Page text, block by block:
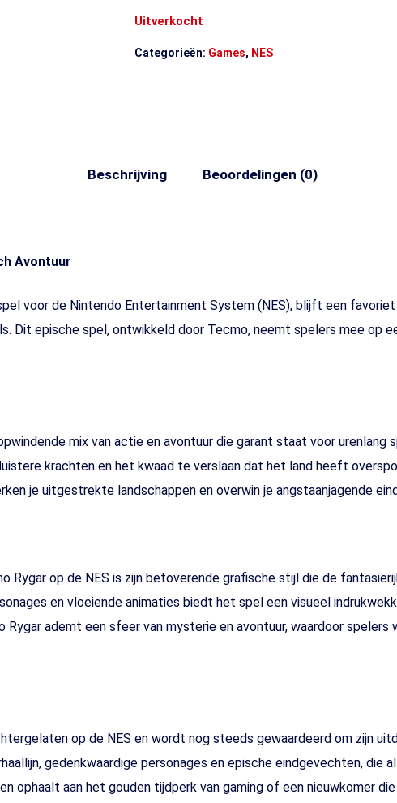
Uitverkocht
Categorieën: Games, NES
Beschrijving Beoordelingen (0)
Avontuur
voor de Nintendo Entertainment System (NES), blijft een
Dit epische spel, ontwikkeld door Tecmo, neemt spelers mee op
mix van actie en avontuur die garant staat voor urenlang
krachten en het kwaad te verslaan dat het land heeft
je uitgestrekte landschappen en overwin je angstaanjagende
Rygar op de NES is zijn betoverende grafische stijl die de
en vloeiende animaties biedt het spel een visueel
Rygar ademt een sfeer van mysterie en avontuur, waardoor
op de NES en wordt nog steeds gewaardeerd om zijn
gedenkwaardige personages en epische eindgevechten, die
ophaalt aan het gouden tijdperk van gaming of een nieuwkomer